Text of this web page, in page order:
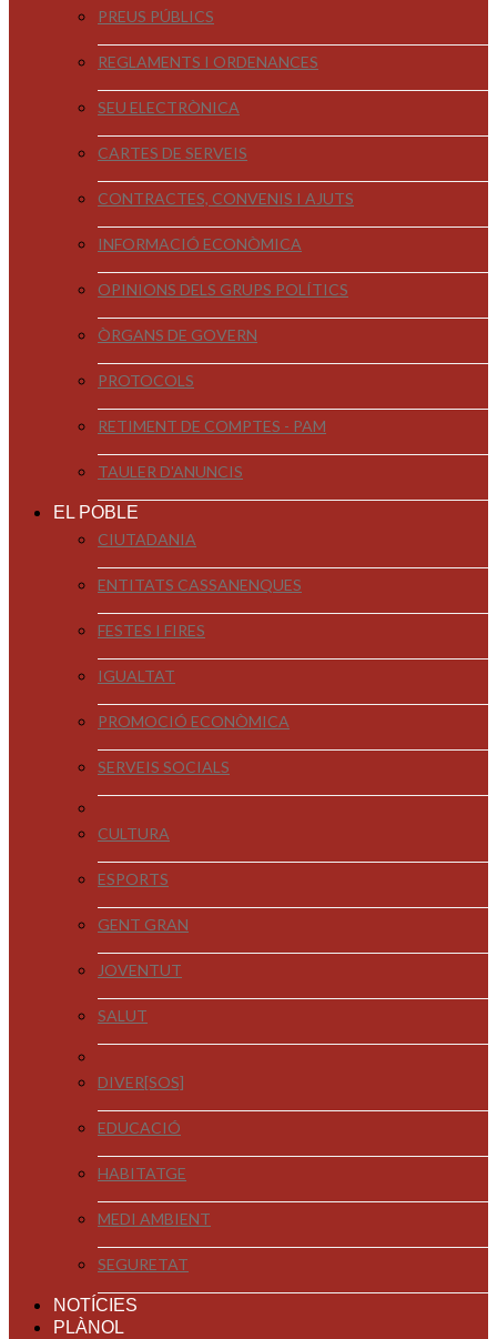
PREUS PÚBLICS
REGLAMENTS I ORDENANCES
SEU ELECTRÒNICA
CARTES DE SERVEIS
CONTRACTES, CONVENIS I AJUTS
INFORMACIÓ ECONÒMICA
OPINIONS DELS GRUPS POLÍTICS
ÒRGANS DE GOVERN
PROTOCOLS
RETIMENT DE COMPTES - PAM
TAULER D'ANUNCIS
EL POBLE
CIUTADANIA
ENTITATS CASSANENQUES
FESTES I FIRES
IGUALTAT
PROMOCIÓ ECONÒMICA
SERVEIS SOCIALS
CULTURA
ESPORTS
GENT GRAN
JOVENTUT
SALUT
DIVER[SOS]
EDUCACIÓ
HABITATGE
MEDI AMBIENT
SEGURETAT
NOTÍCIES
PLÀNOL